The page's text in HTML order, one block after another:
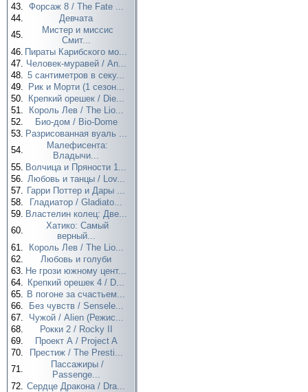
43. Форсаж 8 / The Fate ...
44.
Девчата
45.
Мистер и миссис
Смит...
46. Пираты Карибского мо...
47. Человек-муравей / An...
48. 5 сантиметров в секу...
49.
Рик и Морти (1 сезон...
50.
Крепкий орешек / Die...
51.
Король Лев / The Lio...
52.
Био-дом / Bio-Dome
53. Разрисованная вуаль ...
54.
Малефисента:
Владычи...
55. Волчица и Пряности 1...
56. Любовь и танцы / Lov...
57. Гарри Поттер и Дары ...
58.
Гладиатор / Gladiato...
59. Властелин колец: Две...
60.
Хатико: Самый
верный...
61.
Король Лев / The Lio...
62.
Любовь и голуби
63. Не грози южному цент...
64. Крепкий орешек 4 / D...
65. В погоне за счастьем...
66.
Без чувств / Sensele...
67.
Чужой / Alien (Режис...
68.
Рокки 2 / Rocky II
69.
Проект А / Project A
70.
Престиж / The Presti...
71.
Пассажиры /
Passenge...
72. Сердце Дракона / Dra...